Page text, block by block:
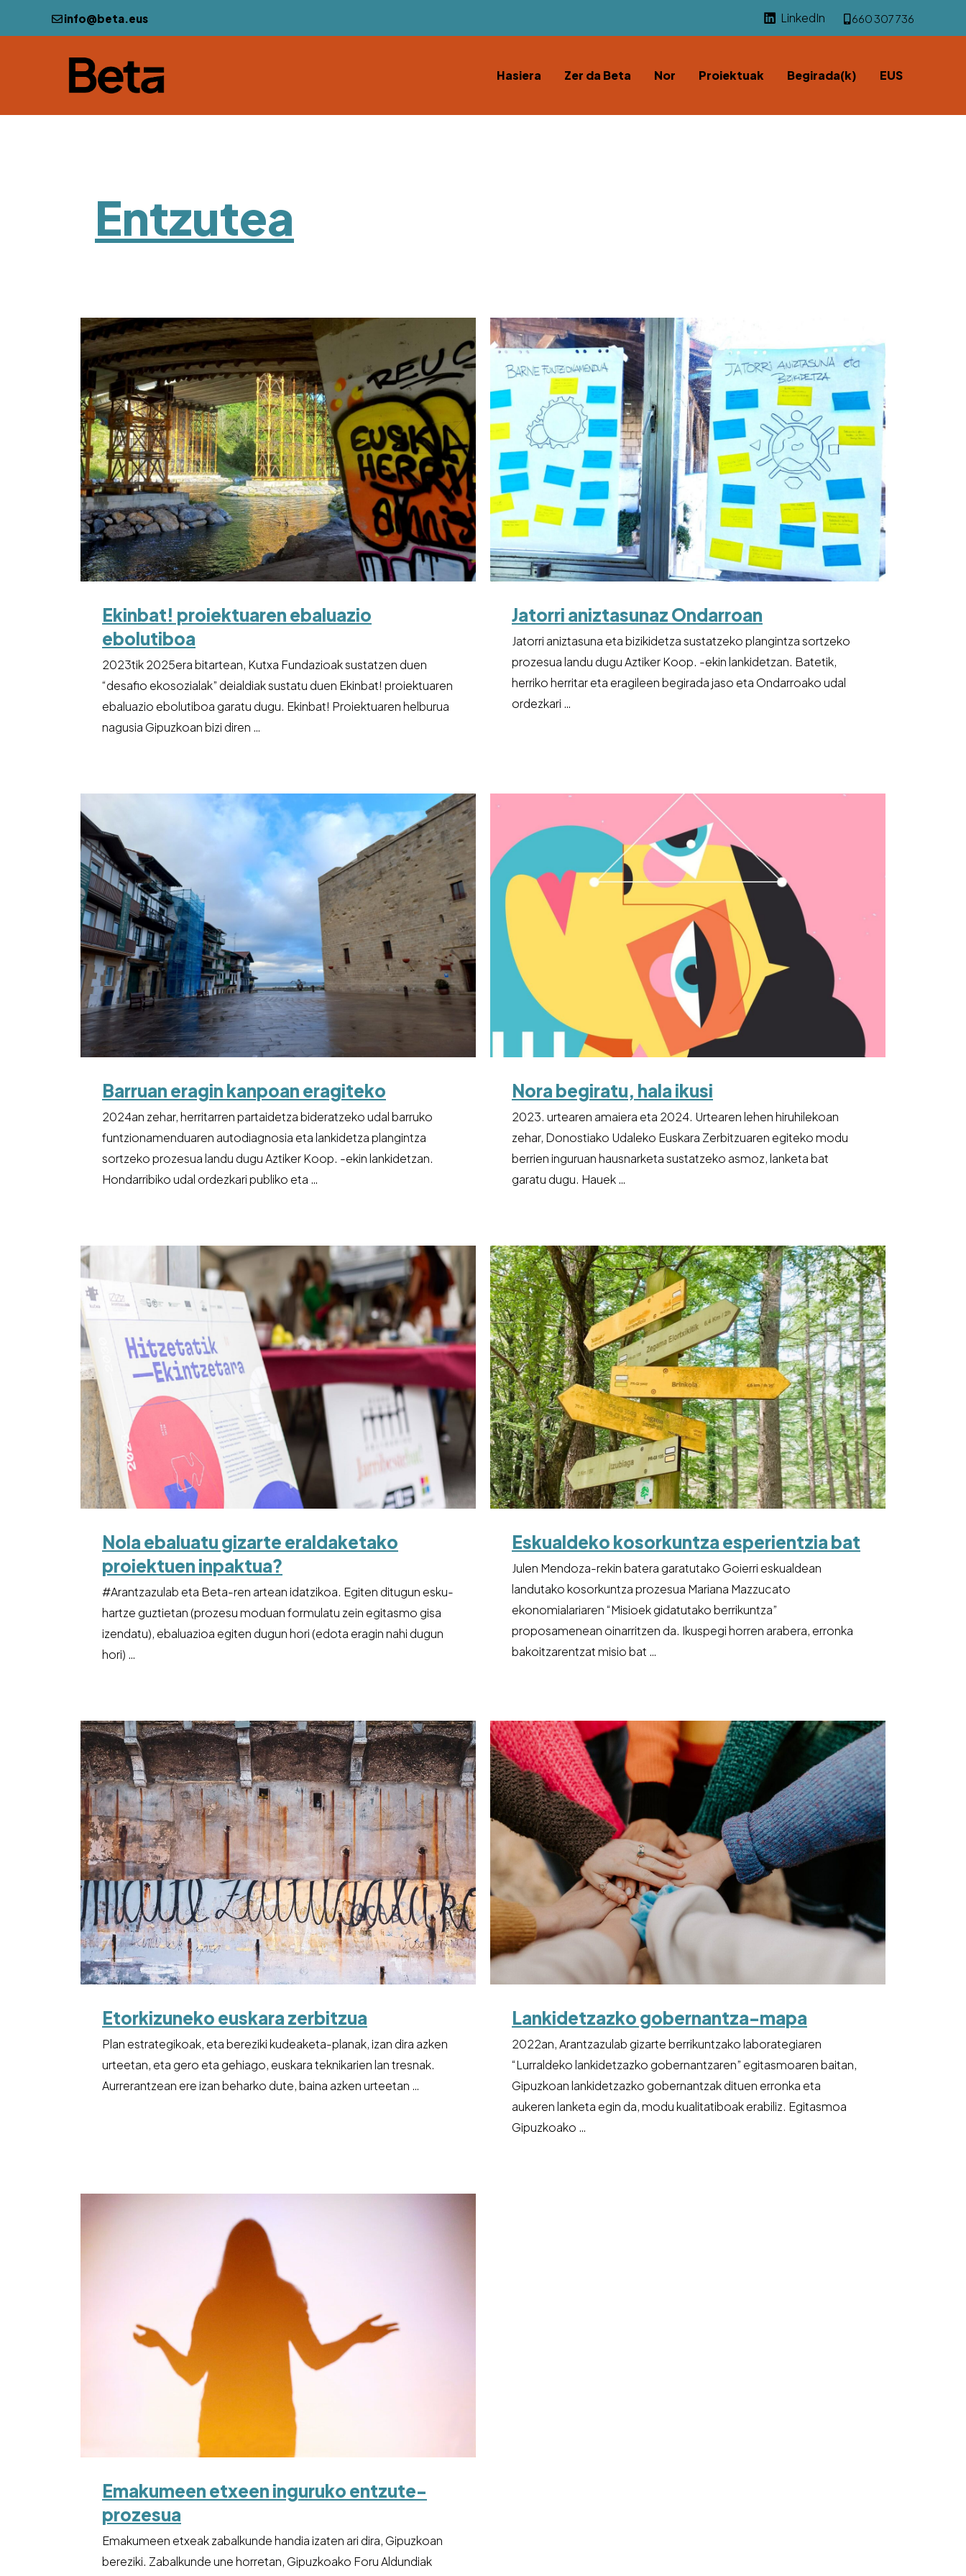
info@beta.eus LinkedIn 660 307 736
Hasiera Zer da Beta Nor Proiektuak Begirada(k) EUS
Entzutea
Ekinbat! proiektuaren ebaluazio
ebolutiboa
2023tik 2025era bitartean, Kutxa Fundazioak sustatzen duen
“desafio ekosozialak” deialdiak sustatu duen Ekinbat! proiektuaren
ebaluazio ebolutiboa garatu dugu. Ekinbat! Proiektuaren helburua
nagusia Gipuzkoan bizi diren …
Jatorri aniztasunaz Ondarroan
Jatorri aniztasuna eta bizikidetza sustatzeko plangintza sortzeko
prozesua landu dugu Aztiker Koop. -ekin lankidetzan. Batetik,
herriko herritar eta eragileen begirada jaso eta Ondarroako udal
ordezkari …
Barruan eragin kanpoan eragiteko
2024an zehar, herritarren partaidetza bideratzeko udal barruko
funtzionamenduaren autodiagnosia eta lankidetza plangintza
sortzeko prozesua landu dugu Aztiker Koop. -ekin lankidetzan.
Hondarribiko udal ordezkari publiko eta …
Nora begiratu, hala ikusi
2023. urtearen amaiera eta 2024. Urtearen lehen hiruhilekoan
zehar, Donostiako Udaleko Euskara Zerbitzuaren egiteko modu
berrien inguruan hausnarketa sustatzeko asmoz, lanketa bat
garatu dugu. Hauek …
Nola ebaluatu gizarte eraldaketako
proiektuen inpaktua?
#Arantzazulab eta Beta-ren artean idatzikoa. Egiten ditugun esku-
hartze guztietan (prozesu moduan formulatu zein egitasmo gisa
izendatu), ebaluazioa egiten dugun hori (edota eragin nahi dugun
hori) …
Eskualdeko kosorkuntza esperientzia bat
Julen Mendoza-rekin batera garatutako Goierri eskualdean
landutako kosorkuntza prozesua Mariana Mazzucato
ekonomialariaren “Misioek gidatutako berrikuntza”
proposamenean oinarritzen da. Ikuspegi horren arabera, erronka
bakoitzarentzat misio bat …
Etorkizuneko euskara zerbitzua
Plan estrategikoak, eta bereziki kudeaketa-planak, izan dira azken
urteetan, eta gero eta gehiago, euskara teknikarien lan tresnak.
Aurrerantzean ere izan beharko dute, baina azken urteetan …
Lankidetzazko gobernantza-mapa
2022an, Arantzazulab gizarte berrikuntzako laborategiaren
“Lurraldeko lankidetzazko gobernantzaren” egitasmoaren baitan,
Gipuzkoan lankidetzazko gobernantzak dituen erronka eta
aukeren lanketa egin da, modu kualitatiboak erabiliz. Egitasmoa
Gipuzkoako …
Emakumeen etxeen inguruko entzute-
prozesua
Emakumeen etxeak zabalkunde handia izaten ari dira, Gipuzkoan
bereziki. Zabalkunde une horretan, Gipuzkoako Foru Aldundiak